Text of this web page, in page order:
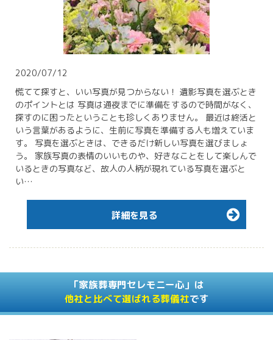
2020/07/12
慌てて探すと、いい写真が見つからない！ 遺影写真を選ぶとき
のポイントとは 写真は通夜までに準備をするので時間がなく、
探すのに困ったということも珍しくありません。 最近は終活と
いう言葉があるように、生前に写真を準備する人も増えていま
す。 写真を選ぶときは、できるだけ新しい写真を選びましょ
う。 家族写真の表情のいいものや、好きなことをして楽しんで
いるときの写真など、故人の人柄が現れている写真を選ぶと
い…
詳細を見る
「家族葬専門セレモニー心」は
他社と比べて選ばれる葬儀社です